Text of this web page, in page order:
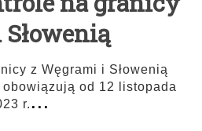
z Węgrami i Słowenią
od 12 listopada
r. ...